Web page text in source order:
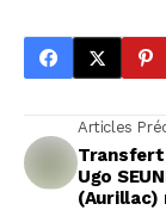
Articles
Transfert
Ugo
(Aurillac)